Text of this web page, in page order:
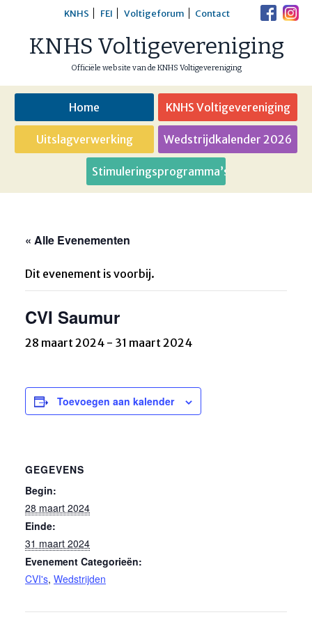
content
KNHS FEI Voltigeforum Contact
KNHS Voltigevereniging
Officiële website van de KNHS Voltigevereniging
Home KNHS Voltigevereniging
Uitslagverwerking Wedstrijdkalender 2026
Stimuleringsprogramma’s
« Alle Evenementen
Dit evenement is voorbij.
CVI Saumur
28 maart 2024 - 31 maart 2024
Toevoegen aan kalender
GEGEVENS
Begin:
28 maart 2024
Einde:
31 maart 2024
Evenement Categorieën:
CVI's, Wedstrijden